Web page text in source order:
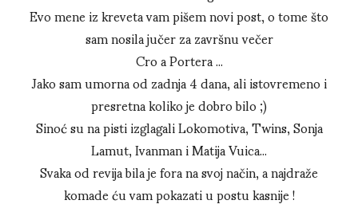
Evo mene iz kreveta vam pišem novi post, o tome što
sam nosila jučer za završnu večer
Cro a Portera ...
Jako sam umorna od zadnja 4 dana, ali istovremeno i
presretna koliko je dobro bilo ;)
Sinoć su na pisti izglagali Lokomotiva, Twins, Sonja
Lamut, Ivanman i Matija Vuica...
Svaka od revija bila je fora na svoj način, a najdraže
komade ću vam pokazati u postu kasnije !